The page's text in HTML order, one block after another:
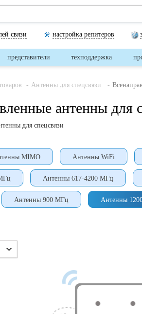
связи настройка репитеров
представители техподдержка
Антенны для спецсвязи
антенны для
для спецсвязи
MIMO Антенны WiFi
Антенны 617-4200 МГц
Антенны 900 МГц Антенны